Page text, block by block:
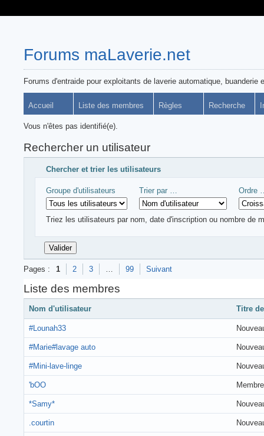
Forums maLaverie.net
Forums d'entraide pour exploitants de laverie automatique, buanderie
Accueil Liste des membres Règles Recherche
Vous n'êtes pas identifié(e).
Rechercher un utilisateur
Chercher et trier les utilisateurs
Groupe d'utilisateurs Trier par … Ordre
Triez les utilisateurs par nom, date d'inscription ou nombre de
Pages : 1 2 3 99 Suivant
Liste des membres
Nom d'utilisateur Titre
#Lounah33
#Marie#lavage auto
#Mini-lave-linge
'bOO Membre
*Samy*
.courtin